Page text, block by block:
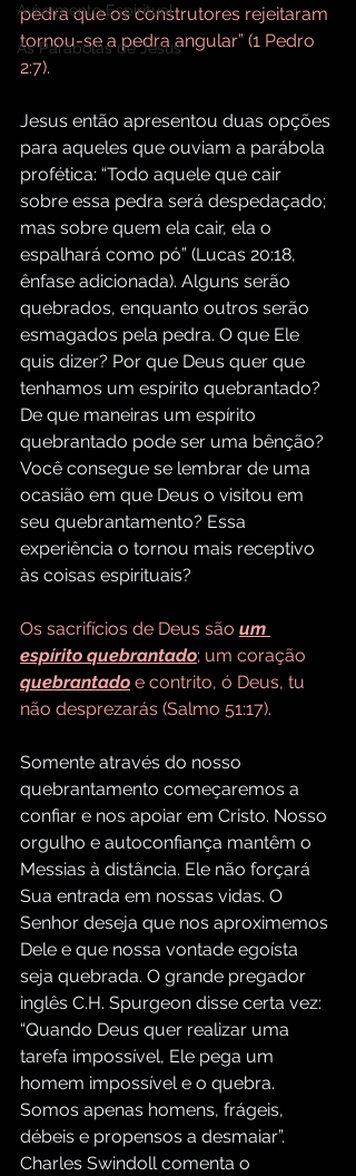
Avivamento Espiritual
As Parábolas de Jesus
pedra que os construtores rejeitaram
tornou-se a pedra angular” (1 Pedro
2:7).
Jesus então apresentou duas opções
para aqueles que ouviam a parábola
profética: “Todo aquele que cair
sobre essa pedra será despedaçado;
mas sobre quem ela cair, ela o
espalhará como pó” (Lucas 20:18,
ênfase adicionada). Alguns serão
quebrados, enquanto outros serão
esmagados pela pedra. O que Ele
quis dizer? Por que Deus quer que
tenhamos um espírito quebrantado?
De que maneiras um espírito
quebrantado pode ser uma bênção?
Você consegue se lembrar de uma
ocasião em que Deus o visitou em
seu quebrantamento? Essa
experiência o tornou mais receptivo
às coisas espirituais?
Os sacrifícios de Deus são um
espírito quebrantado; um coração
quebrantado e contrito, ó Deus, tu
não desprezarás (Salmo 51:17).
Somente através do nosso
quebrantamento começaremos a
confiar e nos apoiar em Cristo. Nosso
orgulho e autoconfiança mantêm o
Messias à distância. Ele não forçará
Sua entrada em nossas vidas. O
Senhor deseja que nos aproximemos
Dele e que nossa vontade egoísta
seja quebrada. O grande pregador
inglês C.H. Spurgeon disse certa vez:
“Quando Deus quer realizar uma
tarefa impossível, Ele pega um
homem impossível e o quebra.
Somos apenas homens, frágeis,
débeis e propensos a desmaiar”.
Charles Swindoll comenta o